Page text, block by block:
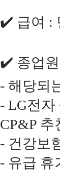
✔️ 급여 :
✔️ 종업
- 해당되
- LG전
CP&P 추
- 건강보
- 유급 휴